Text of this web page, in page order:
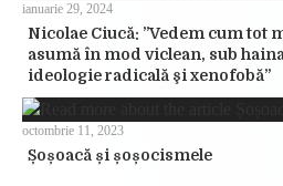
Nicolae Ciucă: ”Vedem cum
asumă în mod viclean, sub
ideologie radicală şi xenofobă”
ianuarie 29, 2024
Șoșoacă și șoșocismele
octombrie 11, 2023